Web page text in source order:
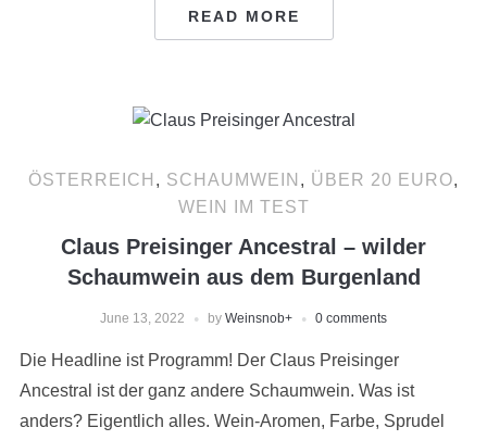
READ MORE
ÖSTERREICH , SCHAUMWEIN , ÜBER 20 EURO,
WEIN IM TEST
Claus Preisinger Ancestral – wilder
Schaumwein aus dem Burgenland
June 13, 2022 by Weinsnob+ 0 comments
Die Headline ist Programm! Der Claus Preisinger
Ancestral ist der ganz andere Schaumwein. Was ist
anders? Eigentlich alles. Wein-Aromen, Farbe, Sprudel